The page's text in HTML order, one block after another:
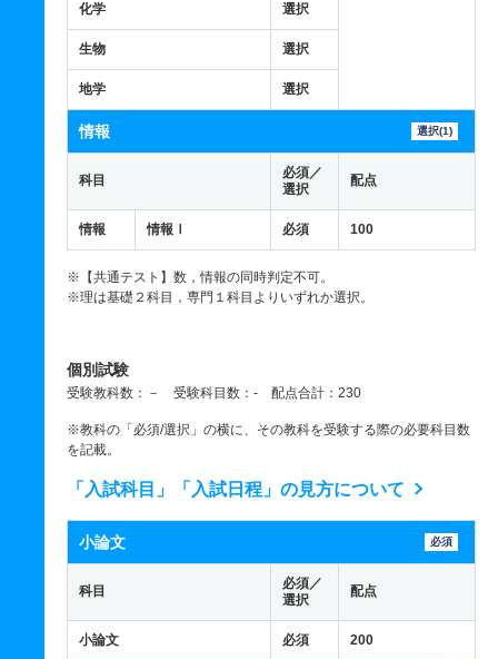
化学 選択
生物 選択
地学 選択
情報 選択(1)
科目
必須／
選択
配点
情報 情報Ⅰ 必須 100
※【共通テスト】数，情報の同時判定不可。
※理は基礎２科目，専門１科目よりいずれか選択。
個別試験
受験教科数：－ 受験科目数：- 配点合計：230
※教科の「必須/選択」の横に、その教科を受験する際の必要科目数
を記載。
「入試科目」「入試日程」の見方について
小論文 必須
科目
必須／
選択
配点
小論文 必須 200